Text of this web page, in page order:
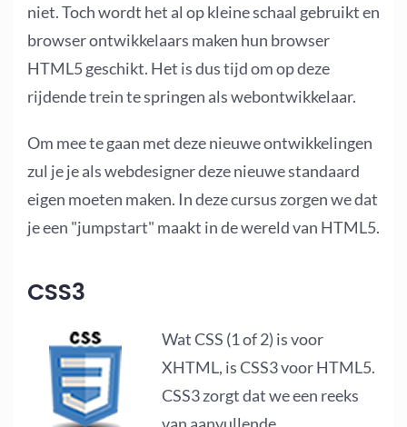
niet. Toch wordt het al op kleine schaal gebruikt en
browser ontwikkelaars maken hun browser
HTML5 geschikt. Het is dus tijd om op deze
rijdende trein te springen als webontwikkelaar.
Om mee te gaan met deze nieuwe ontwikkelingen
zul je je als webdesigner deze nieuwe standaard
eigen moeten maken. In deze cursus zorgen we dat
je een "jumpstart" maakt in de wereld van HTML5.
CSS3
Wat CSS (1 of 2) is voor
XHTML, is CSS3 voor HTML5.
CSS3 zorgt dat we een reeks